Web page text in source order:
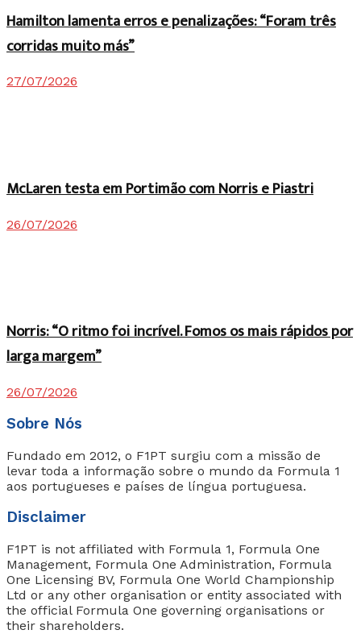
Hamilton lamenta erros e penalizações: “Foram três
corridas muito más”
27/07/2026
McLaren testa em Portimão com Norris e Piastri
26/07/2026
Norris: “O ritmo foi incrível. Fomos os mais rápidos por
larga margem”
26/07/2026
Sobre Nós
Fundado em 2012, o F1PT surgiu com a missão de
levar toda a informação sobre o mundo da Formula 1
aos portugueses e países de língua portuguesa.
Disclaimer
F1PT is not affiliated with Formula 1, Formula One
Management, Formula One Administration, Formula
One Licensing BV, Formula One World Championship
Ltd or any other organisation or entity associated with
the official Formula One governing organisations or
their shareholders.